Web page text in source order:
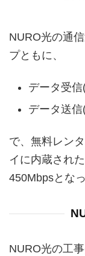
NURO光の通
プともに、
データ受
データ送
で、無料レン
イに内蔵され
450Mbpsとな
NURO光の工